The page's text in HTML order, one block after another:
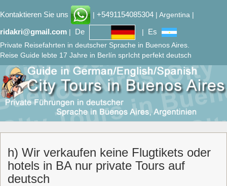
Kontaktieren Sie uns | +5491154085304 | Argentina |
ridakri@gmail.com | De | Es
Private Reisefahrten in deutscher Sprache in Buenos Aires.
Reise Guide lebte 17 Jahre in Berlín sprIcht perfekt deutsch
h) Wir verkaufen keine Flugtikets oder
hotels in BA nur private Tours auf
deutsch